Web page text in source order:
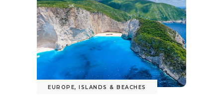
EUROPE, ISLANDS & BEACHES